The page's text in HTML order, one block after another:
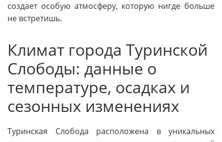
создает особую атмосферу, которую нигде больше
не встретишь.
Климат города Туринской
Слободы: данные о
температуре, осадках и
сезонных изменениях
Туринская Слобода расположена в уникальных